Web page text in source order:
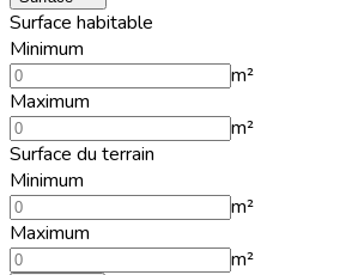
Surface habitable
Minimum
m²
Maximum
m²
Surface du terrain
Minimum
m²
Maximum
m²